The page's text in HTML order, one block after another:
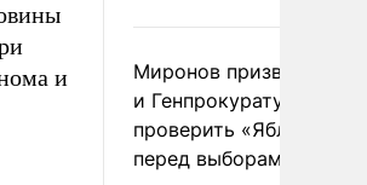
и
Миронов призвал
и Генпрокуратуру
проверить «Яблоко»
перед выборами